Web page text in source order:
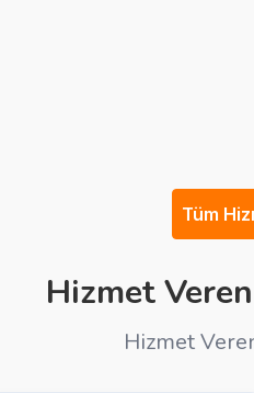
Tüm
Hizmet Veren
Hizmet